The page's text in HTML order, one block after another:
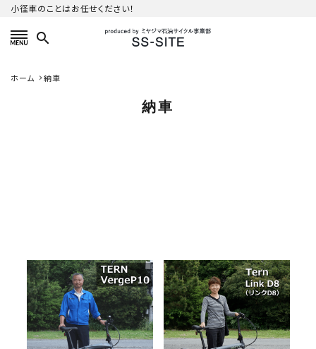
小径車のことはお任せください！
search
カテゴリーから探す
ホーム 納車
納車
Ternを代表する傑作「
VergeP10 」を納車しました
2025.06.03
BLOG
通勤や通学も普段使いには
最強の一台 LinkD8 納車し
ました！
2025.05.24
BLOG 納車